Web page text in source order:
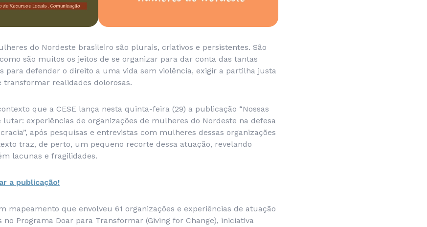
do Nordeste brasileiro são plurais, criativos e persistentes. São
são muitos os jeitos de se organizar para dar conta das tantas
para defender o direito a uma vida sem violência, exigir a partilha justa
transformar realidades dolorosas.
que a CESE lança nesta quinta-feira (29) a publicação “Nossas
lutar: experiências de organizações de mulheres do Nordeste na defesa
após pesquisas e entrevistas com mulheres dessas organizações
traz, de perto, um pequeno recorte dessa atuação, revelando
lacunas e fragilidades.
a publicação!
mapeamento que envolveu 61 organizações e experiências de atuação
Programa Doar para Transformar (Giving for Change), iniciativa